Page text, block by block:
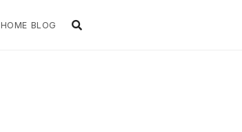
HOME BLOG